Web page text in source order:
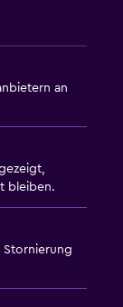
an
bleiben.
Stornierung